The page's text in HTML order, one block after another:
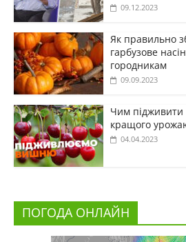
09.12.2023
Як правильно
гарбузове
городникам
09.09.2023
Чим
кращого
04.04.2023
ПОГОДА ОНЛАЙН